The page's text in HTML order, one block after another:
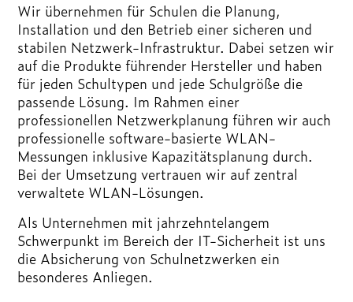
Wir übernehmen für Schulen die Planung,
Installation und den Betrieb einer sicheren und
stabilen Netzwerk-Infrastruktur. Dabei setzen wir
auf die Produkte führender Hersteller und haben
für jeden Schultypen und jede Schulgröße die
passende Lösung. Im Rahmen einer
professionellen Netzwerkplanung führen wir auch
professionelle software-basierte WLAN-
Messungen inklusive Kapazitätsplanung durch.
Bei der Umsetzung vertrauen wir auf zentral
verwaltete WLAN-Lösungen.
Als Unternehmen mit jahrzehntelangem
Schwerpunkt im Bereich der IT-Sicherheit ist uns
die Absicherung von Schulnetzwerken ein
besonderes Anliegen.